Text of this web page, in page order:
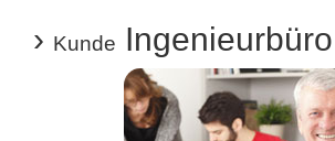
› Kunde Ingenieurbüro